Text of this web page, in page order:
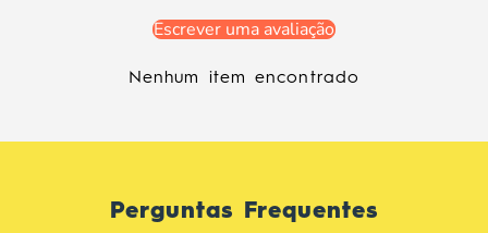
Escrever uma avaliação
Nenhum item encontrado
Perguntas Frequentes